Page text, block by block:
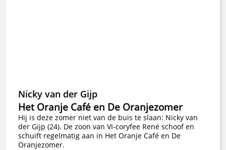
Nicky van der Gijp
Het Oranje Café en De Oranjezomer
Hij is deze zomer niet van de buis te slaan: Nicky van
der Gijp (24). De zoon van VI-coryfee René schoof en
schuift regelmatig aan in Het Oranje Café en De
Oranjezomer.